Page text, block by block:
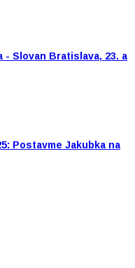
- Slovan Bratislava, 23. a
Postavme Jakubka na